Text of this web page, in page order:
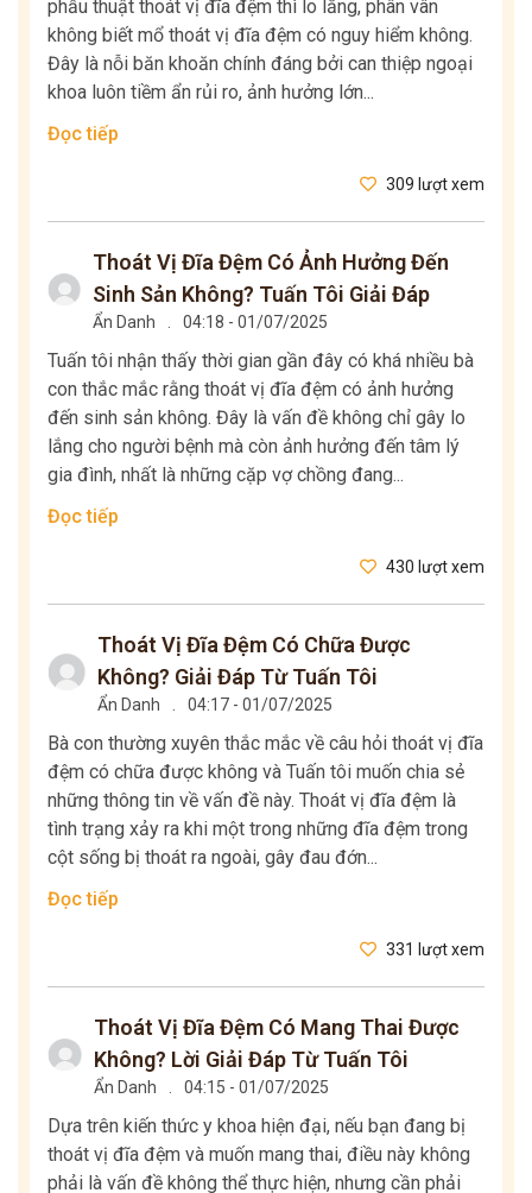
phẫu thuật thoát vị đĩa đệm thì lo lắng, phân vân
không biết mổ thoát vị đĩa đệm có nguy hiểm không.
Đây là nỗi băn khoăn chính đáng bởi can thiệp ngoại
khoa luôn tiềm ẩn rủi ro, ảnh hưởng lớn...
Đọc tiếp
309 lượt xem
Thoát Vị Đĩa Đệm Có Ảnh Hưởng Đến
Sinh Sản Không? Tuấn Tôi Giải Đáp
Ẩn Danh 04:18 - 01/07/2025
Tuấn tôi nhận thấy thời gian gần đây có khá nhiều bà
con thắc mắc rằng thoát vị đĩa đệm có ảnh hưởng
đến sinh sản không. Đây là vấn đề không chỉ gây lo
lắng cho người bệnh mà còn ảnh hưởng đến tâm lý
gia đình, nhất là những cặp vợ chồng đang...
Đọc tiếp
430 lượt xem
Thoát Vị Đĩa Đệm Có Chữa Được
Không? Giải Đáp Từ Tuấn Tôi
Ẩn Danh 04:17 - 01/07/2025
Bà con thường xuyên thắc mắc về câu hỏi thoát vị đĩa
đệm có chữa được không và Tuấn tôi muốn chia sẻ
những thông tin về vấn đề này. Thoát vị đĩa đệm là
tình trạng xảy ra khi một trong những đĩa đệm trong
cột sống bị thoát ra ngoài, gây đau đớn...
Đọc tiếp
331 lượt xem
Thoát Vị Đĩa Đệm Có Mang Thai Được
Không? Lời Giải Đáp Từ Tuấn Tôi
Ẩn Danh 04:15 - 01/07/2025
Dựa trên kiến thức y khoa hiện đại, nếu bạn đang bị
thoát vị đĩa đệm và muốn mang thai, điều này không
phải là vấn đề không thể thực hiện, nhưng cần phải